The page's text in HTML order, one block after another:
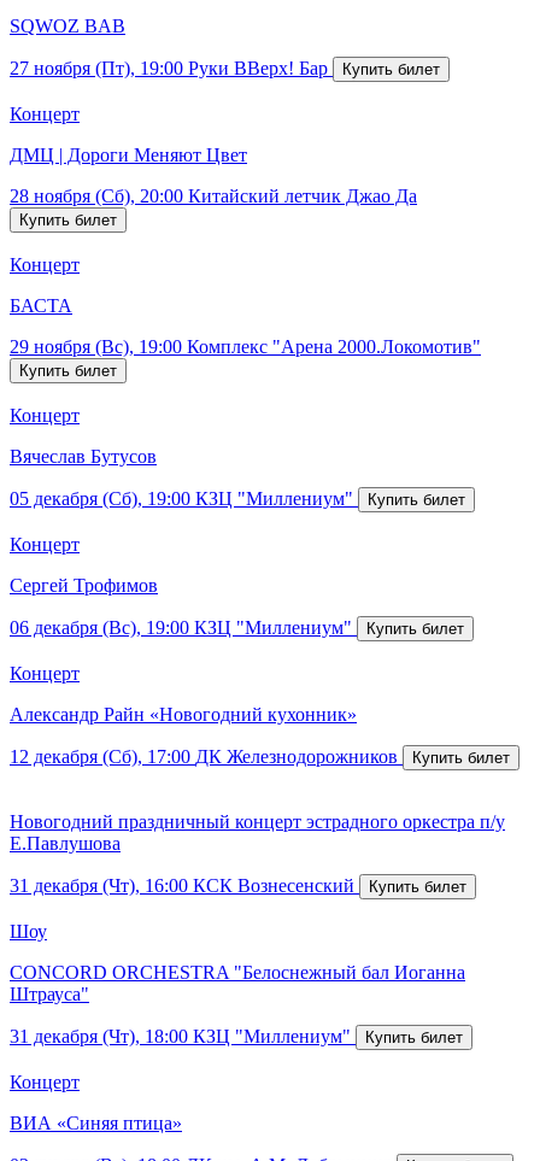
SQWOZ BAB
27 ноября (Пт), 19:00 Руки ВВерх! Бар
Концерт
ДМЦ | Дороги Меняют Цвет
28 ноября (Сб), 20:00 Китайский летчик Джао Да
Концерт
БАСТА
29 ноября (Вс), 19:00 Комплекс "Арена 2000.Локомотив"
Концерт
Вячеслав Бутусов
05 декабря (Сб), 19:00 КЗЦ "Миллениум"
Концерт
Сергей Трофимов
06 декабря (Вс), 19:00 КЗЦ "Миллениум"
Концерт
Александр Райн «Новогодний кухонник»
12 декабря (Сб), 17:00 ДК Железнодорожников
Новогодний праздничный концерт эстрадного оркестра п/у
Е.Павлушова
31 декабря (Чт), 16:00 КСК Вознесенский
Шоу
CONCORD ORCHESTRA "Белоснежный бал Иоганна
Штрауса"
31 декабря (Чт), 18:00 КЗЦ "Миллениум"
Концерт
ВИА «Синяя птица»